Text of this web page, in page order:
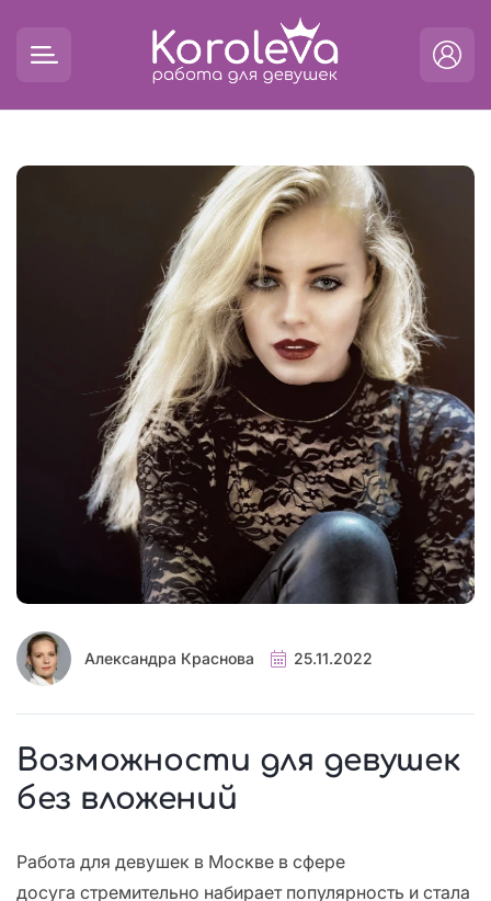
Александра Краснова 25.11.2022
Возможности для девушек
без вложений
Работа для девушек в Москве в сфере
досуга стремительно набирает популярность и стала